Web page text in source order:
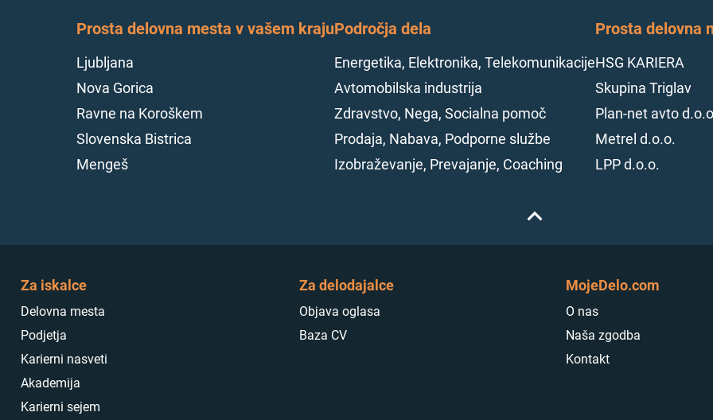
Prosta delovna mesta v vašem kraju
Ljubljana
Nova Gorica
Ravne na Koroškem
Slovenska Bistrica
Mengeš
Področja dela
Energetika, Elektronika, Telekomunikacije
Avtomobilska industrija
Zdravstvo, Nega, Socialna pomoč
Prodaja, Nabava, Podporne službe
Izobraževanje, Prevajanje, Coaching
Prosta delovna
HSG KARIERA
Skupina Triglav
Plan-net avto
Metrel d.o.o.
LPP d.o.o.
Za iskalce
Delovna mesta
Podjetja
Karierni nasveti
Akademija
Karierni sejem
Za delodajalce
Objava oglasa
Baza CV
MojeDelo.com
O nas
Naša zgodba
Kontakt